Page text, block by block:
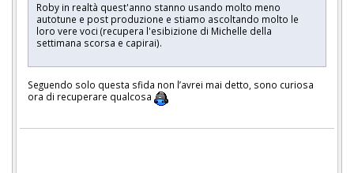
Roby in realtà quest'anno stanno usando molto meno
autotune e post produzione e stiamo ascoltando molto le
loro vere voci (recupera l'esibizione di Michelle della
settimana scorsa e capirai).
Seguendo solo questa sfida non l’avrei mai detto, sono curiosa
ora di recuperare qualcosa